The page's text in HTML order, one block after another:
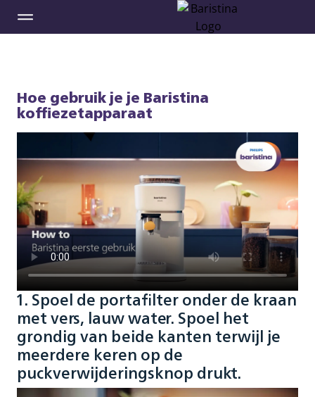
Hoe gebruik je je Baristina
koffiezetapparaat
1. Spoel de portafilter onder de kraan
met vers, lauw water. Spoel het
grondig van beide kanten terwijl je
meerdere keren op de
puckverwijderingsknop drukt.